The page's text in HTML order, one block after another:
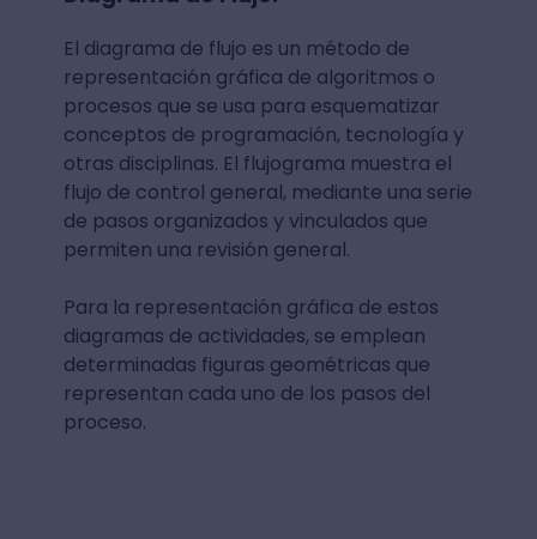
El diagrama de flujo es un método de
representación gráfica de algoritmos o
procesos que se usa para esquematizar
conceptos de programación, tecnología y
otras disciplinas. El flujograma muestra el
flujo de control general, mediante una serie
de pasos organizados y vinculados que
permiten una revisión general.
Para la representación gráfica de estos
diagramas de actividades, se emplean
determinadas figuras geométricas que
representan cada uno de los pasos del
proceso.